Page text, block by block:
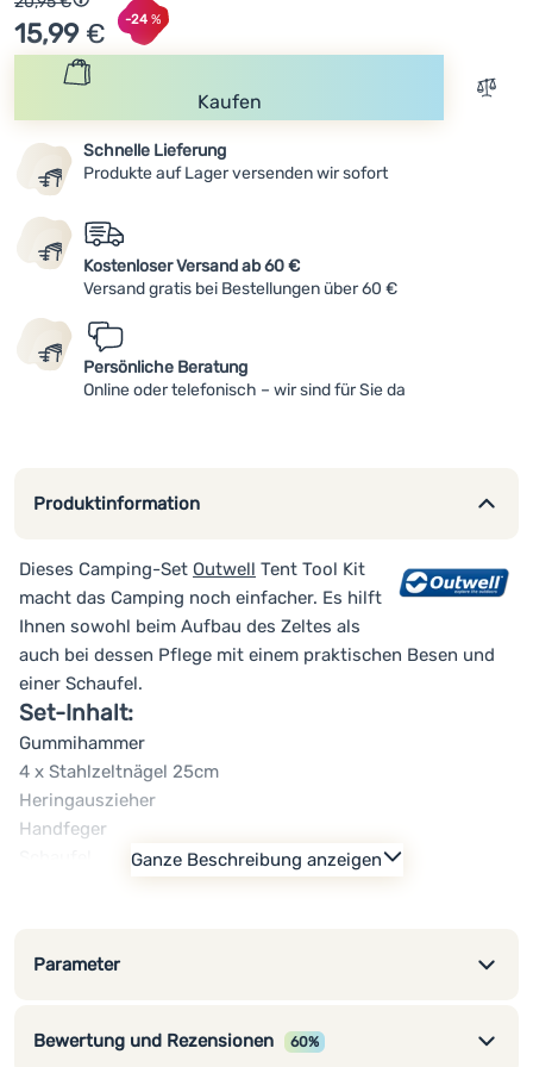
Anmelden /
Registrieren
Ursprünglicher Preis
Rabatt
-24%
15,99 €
Kaufen Zum
Schnelle Lieferung
Produkte auf Lager versenden wir sofort
Kostenloser Versand ab 60 €
Versand gratis bei Bestellungen über 60 €
Persönliche Beratung
Online oder telefonisch – wir sind für Sie da
Produktinformation
Dieses Camping-Set Outwell Tent Tool Kit
macht das Camping noch einfacher. Es hilft
Ihnen sowohl beim Aufbau des Zeltes als
auch bei dessen Pflege mit einem praktischen Besen und
einer Schaufel.
Set-Inhalt:
Gummihammer
4 x Stahlzeltnägel 25cm
Heringauszieher
Handfeger
Ganze Beschreibung anzeigen
Parameter
Bewertung und Rezensionen 60%